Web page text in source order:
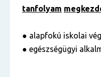
tanfolyam
● alapfokú iskolai
● egészségügyi